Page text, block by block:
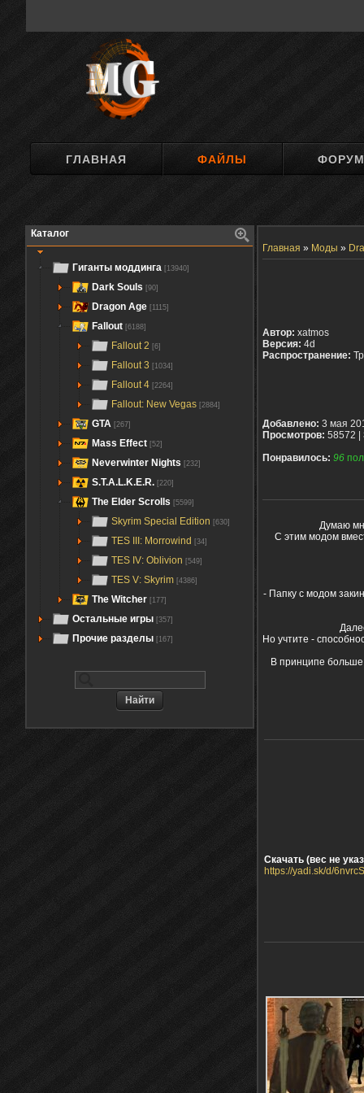
ГЛАВНАЯ ФАЙЛЫ
Каталог
Гиганты моддинга [13940]
Dark Souls [90]
Dragon Age [1115]
Fallout [6188]
Fallout 2 [6]
Fallout 3 [1034]
Fallout 4 [2264]
Fallout: New Vegas [2884]
GTA [267]
Mass Effect [52]
Neverwinter Nights [232]
S.T.A.L.K.E.R. [220]
The Elder Scrolls [5599]
Skyrim Special Edition [630]
TES III: Morrowind [34]
TES IV: Oblivion [549]
TES V: Skyrim [4386]
The Witcher [177]
Остальные игры [357]
Прочие разделы [167]
Главная » Моды »
Автор: xatmos
Версия: 4d
Распространение:
Добавлено: 3 мая
Просмотров: 58572 |
Понравилось: 96
Думаю
С этим модом
- Папку с модом
Но учтите -
В принципе больше
Скачать (вес не
https://yadi.sk/d/